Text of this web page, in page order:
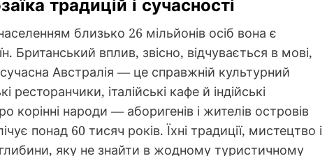
традицій і сучасності
близько 26 мільйонів осіб вона є
Британський вплив, звісно, відчувається в мові,
Австралія — це справжній культурний
італійські кафе й індійські
народи — аборигенів і жителів островів
понад 60 тисяч років. Їхні традиції, мистецтво і
яку не знайти в жодному туристичному